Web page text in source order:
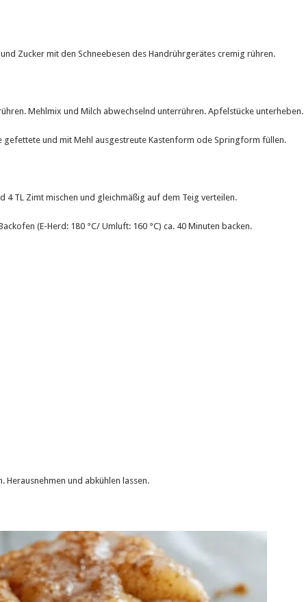
Zucker mit den Schneebesen des Handrührgerätes cremig rühren.
Mehlmix und Milch abwechselnd unterrühren. Apfelstücke unterheben.
gefettete und mit Mehl ausgestreute Kastenform ode Springform füllen.
4 TL Zimt mischen und gleichmäßig auf dem Teig verteilen.
(E-Herd: 180 °C/ Umluft: 160 °C) ca. 40 Minuten backen.
Herausnehmen und abkühlen lassen.